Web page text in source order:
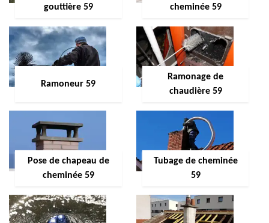
gouttière 59
cheminée 59
Ramoneur 59
Ramonage de
chaudière 59
Pose de chapeau de
cheminée 59
Tubage de cheminée
59